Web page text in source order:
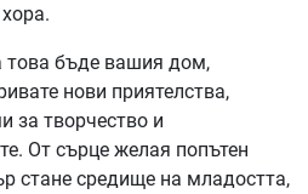
това бъде вашия дом,
нови приятелства,
за творчество и
От сърце желая попътен
стане средище на младостта,